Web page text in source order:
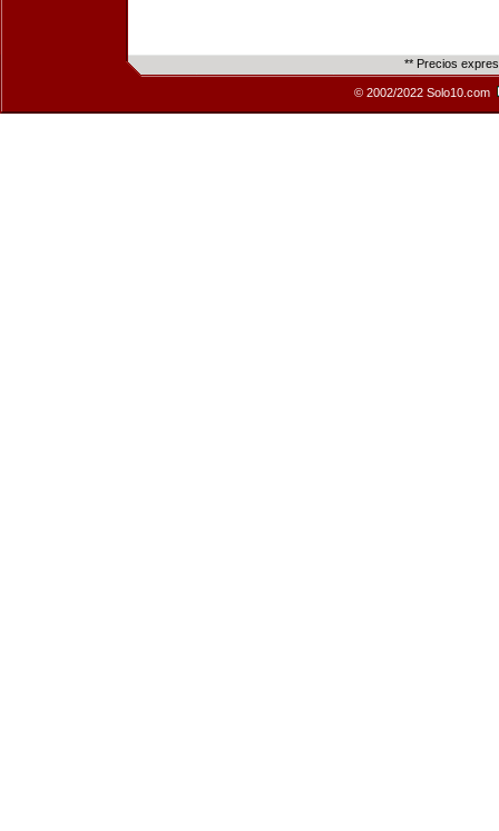
** Precios
© 2002/2022 Solo10.com